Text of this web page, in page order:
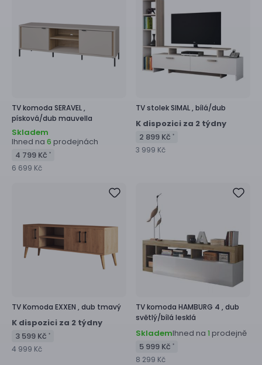
TV komoda SERAVEL ,
písková/dub mauvella
Skladem
Ihned na 6 prodejnách
4 799 Kč *
6 699 Kč
TV stolekSIMAL , bílá/dub
K dispozici za 2 týdny
2 899 Kč *
3 999 Kč
TV Komoda EXXEN , dub tmavý
K dispozici za 2 týdny
3 599 Kč *
4 999 Kč
TV komoda HAMBURG 4 , dub
světlý/bílá lesklá
SklademIhned na 1 prodejně
5 999 Kč *
8 299 Kč